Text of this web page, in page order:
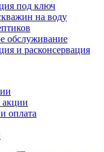
под ключ
на воду
обслуживание
и расконсервация
оплата